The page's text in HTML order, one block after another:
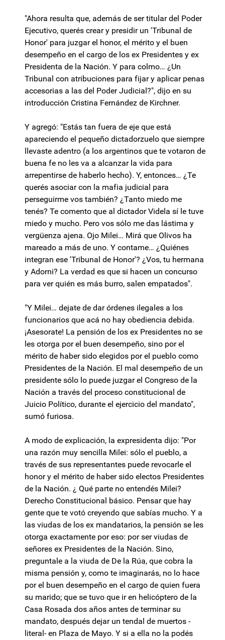
"Ahora resulta que, además de ser titular del Poder
Ejecutivo, querés crear y presidir un 'Tribunal de
Honor' para juzgar el honor, el mérito y el buen
desempeño en el cargo de los ex Presidentes y ex
Presidenta de la Nación. Y para colmo… ¿Un
Tribunal con atribuciones para fijar y aplicar penas
accesorias a las del Poder Judicial?", dijo en su
introducción Cristina Fernández de Kirchner.
Y agregó: "Estás tan fuera de eje que está
apareciendo el pequeño dictadorzuelo que siempre
llevaste adentro (a los argentinos que te votaron de
buena fe no les va a alcanzar la vida para
arrepentirse de haberlo hecho). Y, entonces… ¿Te
querés asociar con la mafia judicial para
perseguirme vos también? ¿Tanto miedo me
tenés? Te comento que al dictador Videla sí le tuve
miedo y mucho. Pero vos sólo me das lástima y
vergüenza ajena. Ojo Milei… Mirá que Olivos ha
mareado a más de uno. Y contame… ¿Quiénes
integran ese 'Tribunal de Honor'? ¿Vos, tu hermana
y Adorni? La verdad es que si hacen un concurso
para ver quién es más burro, salen empatados".
"Y Milei… dejate de dar órdenes ilegales a los
funcionarios que acá no hay obediencia debida.
¡Asesorate! La pensión de los ex Presidentes no se
les otorga por el buen desempeño, sino por el
mérito de haber sido elegidos por el pueblo como
Presidentes de la Nación. El mal desempeño de un
presidente sólo lo puede juzgar el Congreso de la
Nación a través del proceso constitucional de
Juicio Político, durante el ejercicio del mandato",
sumó furiosa.
A modo de explicación, la expresidenta dijo: "Por
una razón muy sencilla Milei: sólo el pueblo, a
través de sus representantes puede revocarle el
honor y el mérito de haber sido electos Presidentes
de la Nación. ¿ Qué parte no entendés Milei?
Derecho Constitucional básico. Pensar que hay
gente que te votó creyendo que sabías mucho. Y a
las viudas de los ex mandatarios, la pensión se les
otorga exactamente por eso: por ser viudas de
señores ex Presidentes de la Nación. Sino,
preguntale a la viuda de De la Rúa, que cobra la
misma pensión y, como te imaginarás, no lo hace
por el buen desempeño en el cargo de quien fuera
su marido; que se tuvo que ir en helicóptero de la
Casa Rosada dos años antes de terminar su
mandato, después dejar un tendal de muertos -
literal- en Plaza de Mayo. Y si a ella no la podés